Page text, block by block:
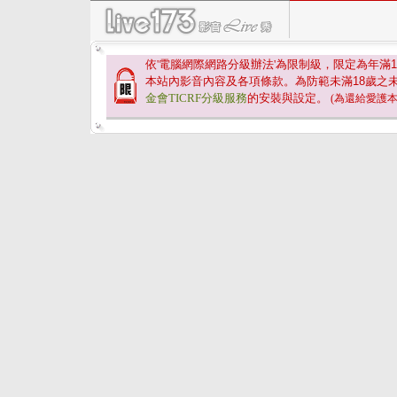
依'電腦網際網路分級辦法'為限制級，限定為年滿
本站內影音內容及各項條款。為防範未滿18歲之
金會TICRF分級服務的安裝與設定。 (為還給愛護